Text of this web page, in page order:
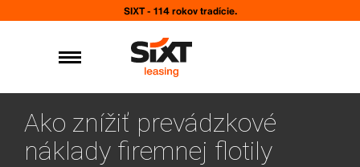
SIXT - 114 rokov tradície.
Ako znížiť prevádzkové
náklady firemnej flotily